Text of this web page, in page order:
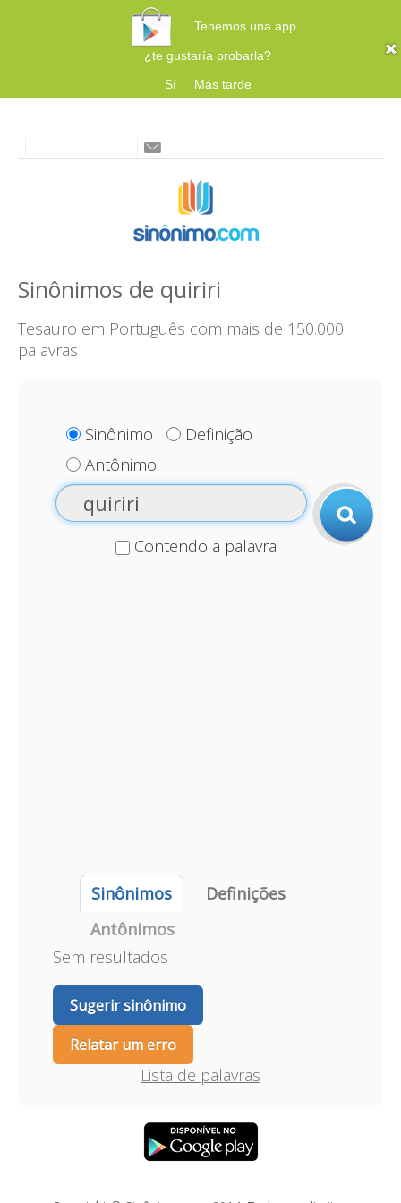
Tenemos una app
¿te gustaría probarla?
Sí
Más tarde
Sinônimos de quiriri
Tesauro em Português com mais de 150.000
palavras
Sinônimo
Definição
Antônimo
Contendo a palavra
Sinônimos
Definições
Antônimos
Sem resultados
Sugerir sinônimo
Relatar um erro
Lista de palavras